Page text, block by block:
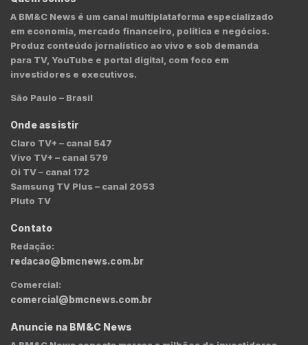
A BM&C News é um canal multiplataforma especializado
em economia, mercado financeiro, política e negócios.
Produz conteúdo jornalístico ao vivo e sob demanda
para TV, YouTube e portal digital, com foco em
investidores e executivos.
São Paulo – Brasil
Onde assistir
Claro TV+ – canal 547
Vivo TV+ – canal 579
Oi TV – canal 172
Samsung TV Plus – canal 2053
Pluto TV
Contato
Redação:
redacao@bmcnews.com.br
Comercial:
comercial@bmcnews.com.br
Anuncie na BM&C News